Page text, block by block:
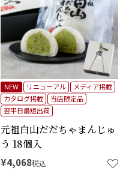
元祖白山だだちゃまんじゅ
う 18個入
NEW リニューアル
メディア掲載
カタログ掲載
当店限定品
翌平日最短出荷
¥4,068税込